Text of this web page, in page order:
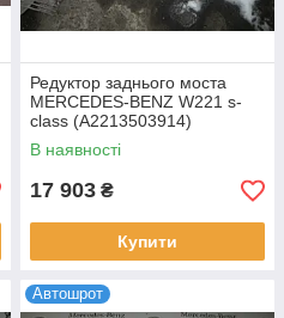
Редуктор заднього моста
MERCEDES-BENZ W221 s-
class (A2213503914)
В наявності
17 903 ₴
Купити
Автошрот